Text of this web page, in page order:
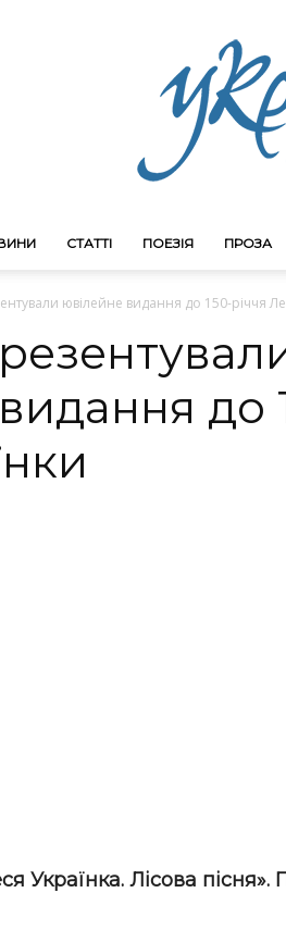
СТАТТІ ПОЕЗІЯ ПРОЗА
ювілейне видання до 150-річчя
до
Українка. Лісова